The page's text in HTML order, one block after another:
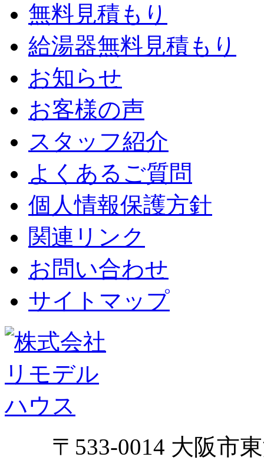
無料見積もり
給湯器無料見積もり
お知らせ
お客様の声
スタッフ紹介
よくあるご質問
個人情報保護方針
関連リンク
お問い合わせ
サイトマップ
〒533-0014 大阪市